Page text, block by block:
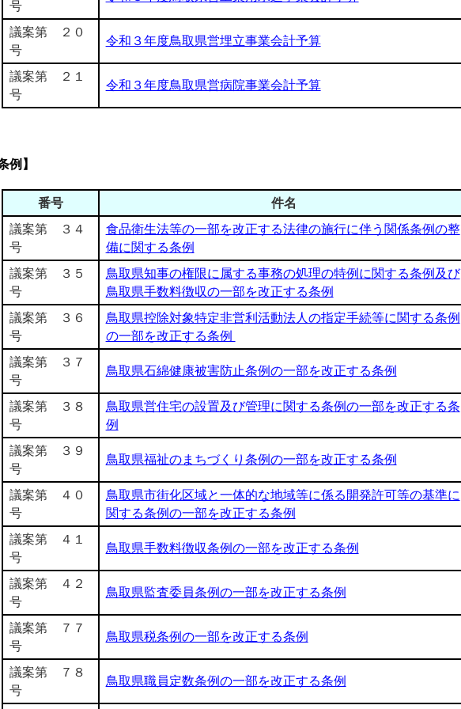
号
議案第 ２０
号
令和３年度鳥取県営埋立事業会計予算
議案第 ２１
号
令和３年度鳥取県営病院事業会計予算
例】
番号 件名
議案第 ３４
号
食品衛生法等の一部を改正する法律の施行に伴う関係条例の整
備に関する条例
議案第 ３５
号
鳥取県知事の権限に属する事務の処理の特例に関する条例及び
鳥取県手数料徴収の一部を改正する条例
議案第 ３６
号
鳥取県控除対象特定非営利活動法人の指定手続等に関する条例
の一部を改正する条例
議案第 ３７
号
鳥取県石綿健康被害防止条例の一部を改正する条例
議案第 ３８
号
鳥取県営住宅の設置及び管理に関する条例の一部を改正する条
例
議案第 ３９
号
鳥取県福祉のまちづくり条例の一部を改正する条例
議案第 ４０
号
鳥取県市街化区域と一体的な地域等に係る開発許可等の基準に
関する条例の一部を改正する条例
議案第 ４１
号
鳥取県手数料徴収条例の一部を改正する条例
議案第 ４２
号
鳥取県監査委員条例の一部を改正する条例
議案第 ７７
号
鳥取県税条例の一部を改正する条例
議案第 ７８
号
鳥取県職員定数条例の一部を改正する条例